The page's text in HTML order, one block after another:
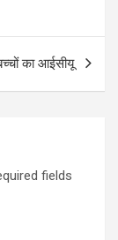
का आईसीयू
fields